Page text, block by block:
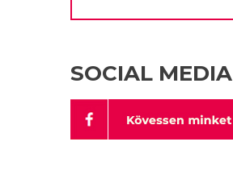
SOCIAL MEDIA